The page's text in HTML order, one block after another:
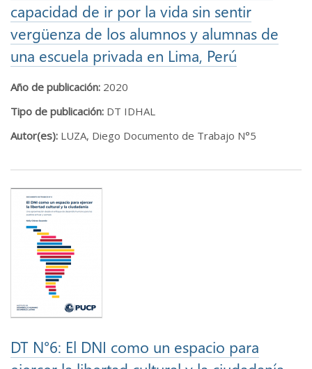
capacidad de ir por la vida sin sentir
vergüenza de los alumnos y alumnas de
una escuela privada en Lima, Perú
Año de publicación: 2020
Tipo de publicación: DT IDHAL
Autor(es): LUZA, Diego Documento de Trabajo N°5
DT N°6: El DNI como un espacio para